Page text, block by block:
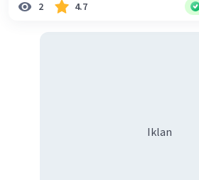
daerah Tatar Sunda (Jawa
Tari Cokek memiliki ciri khas
2 4.7
Iklan